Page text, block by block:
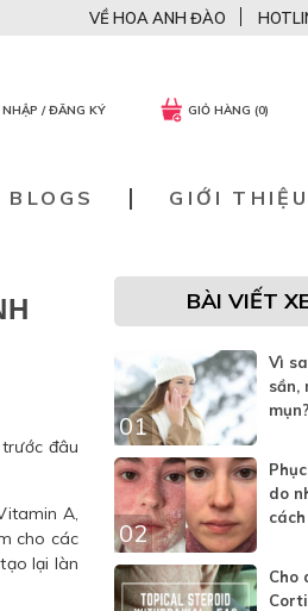
/ ĐĂNG KÝ GIỎ HÀNG (0)
VỀ HOA ANH ĐÀO
BLOGS
GIỚI THIỆU
đâu
A,
cho các
lại làn
BÀI VIẾT
01
Vì
sần,
mụn?
02
do
cách
Cho